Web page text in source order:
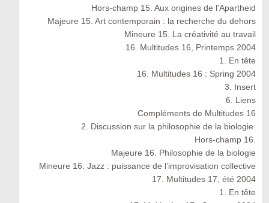
Hors-champ 15. Aux origines de l'Apartheid
Majeure 15. Art contemporain : la recherche du dehors
Mineure 15. La créativité au travail
16. Multitudes 16, Printemps 2004
1. En tête
16. Multitudes 16 : Spring 2004
3. Insert
6. Liens
Compléments de Multitudes 16
2. Discussion sur la philosophie de la biologie.
Hors-champ 16.
Majeure 16. Philosophie de la biologie
Mineure 16. Jazz : puissance de l’improvisation collective
17. Multitudes 17, été 2004
1. En tête